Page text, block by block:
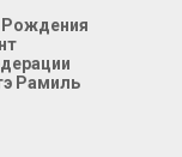
Рождения
Рамиль